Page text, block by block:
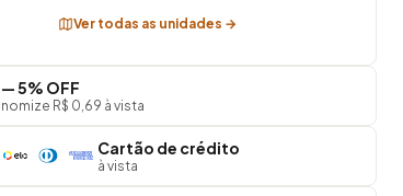
Ver todas as unidades →
— 5% OFF
R$ 0,69 à vista
Cartão de crédito
à vista